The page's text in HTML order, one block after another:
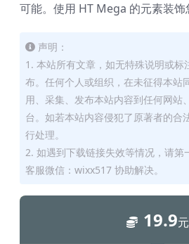
可能。使用 HT Mega 的元素装饰
声明：
1. 本站所有文章，如无特殊说明或标
布。任何个人或组织，在未征得本站
用、采集、发布本站内容到任何网站
台。如若本站内容侵犯了原著者的合
行处理。
2. 如遇到下载链接失效等情况，请第
客服微信：wixx517 协助解决。
19.9元